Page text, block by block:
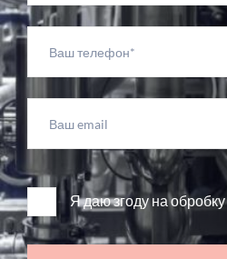
Я даю згоду на